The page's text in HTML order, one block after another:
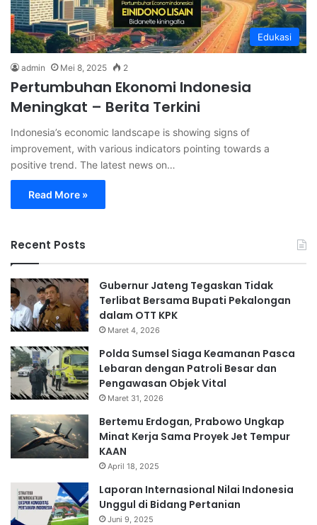
Edukasi
admin Mei 8, 2025 2
Pertumbuhan Ekonomi Indonesia
Meningkat – Berita Terkini
Indonesia’s economic landscape is showing signs of
improvement, with various indicators pointing towards a
positive trend. The latest news on…
Read More »
Recent Posts
Gubernur Jateng Tegaskan Tidak
Terlibat Bersama Bupati Pekalongan
dalam OTT KPK
Maret 4, 2026
Polda Sumsel Siaga Keamanan Pasca
Lebaran dengan Patroli Besar dan
Pengawasan Objek Vital
Maret 31, 2026
Bertemu Erdogan, Prabowo Ungkap
Minat Kerja Sama Proyek Jet Tempur
KAAN
April 18, 2025
Laporan Internasional Nilai Indonesia
Unggul di Bidang Pertanian
Juni 9, 2025